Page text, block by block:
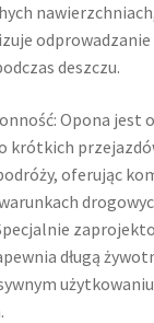
odprowadzanie
deszczu.
Opona jest
krótkich
oferując
długą